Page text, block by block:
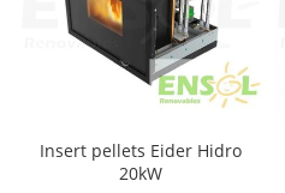
Insert pellets Eider Hidro
20kW